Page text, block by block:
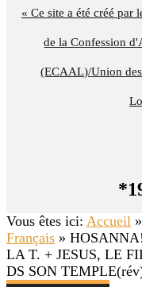
« Ce site a été créé par
de la Confession
(ECAAL)/Union des
Vous êtes ici: Accueil »
Français »
LA T. + JESUS, LE
DS SON